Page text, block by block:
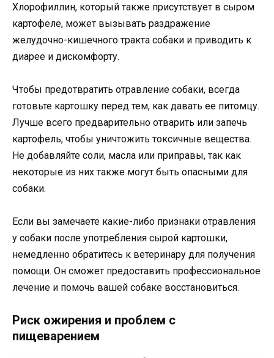
Хлорофиллин, который также присутствует в сыром
картофеле, может вызывать раздражение
желудочно-кишечного тракта собаки и приводить к
диарее и дискомфорту.
Чтобы предотвратить отравление собаки, всегда
готовьте картошку перед тем, как давать ее питомцу.
Лучше всего предварительно отварить или запечь
картофель, чтобы уничтожить токсичные вещества.
Не добавляйте соли, масла или приправы, так как
некоторые из них также могут быть опасными для
собаки.
Если вы замечаете какие-либо признаки отравления
у собаки после употребления сырой картошки,
немедленно обратитесь к ветеринару для получения
помощи. Он сможет предоставить профессиональное
лечение и помочь вашей собаке восстановиться.
Риск ожирения и проблем с
пищеварением